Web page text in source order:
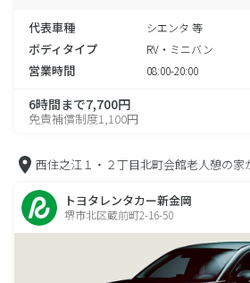
代表車種 シエンタ 等
ボディタイプ RV・ミニバン
営業時間 08:00-20:00
6時間まで7,700円
免責補償制度1,100円
西住之江１・２丁目北町会館老人憩の家
トヨタレンタカー新金岡
堺市北区蔵前町2-16-50